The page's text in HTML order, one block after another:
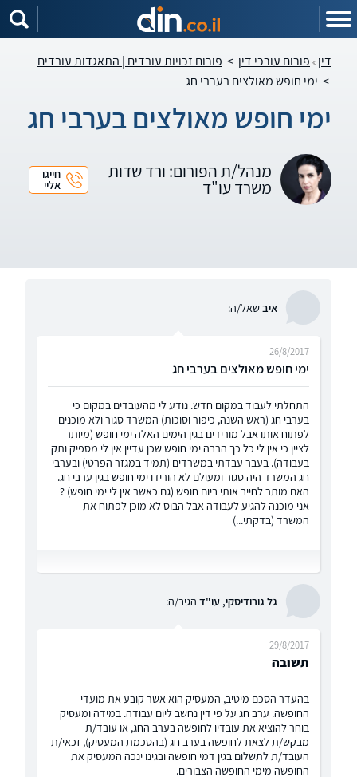
דין פורום עורכי דין > פורום זכויות עובדים | התאגדות עובדים
> ימי חופש מאולצים בערבי חג
ימי חופש מאולצים בערבי חג
מנהל/ת הפורום: ורד שדות
משרד עו"ד
חייגו
אליי
איבשאל/ה:
ימי חופש מאולצים בערבי חג
26/8/2017
התחלתי לעבוד במקום חדש. נודע לי מהעובדים במקום כי
בערבי חג (ראש השנה, כיפור וסוכות) המשרד סגור ולא מוכנים
לפתוח אותו אבל מורידים בגין הימים האלה ימי חופש (מיותר
לציין כי אין לי כל כך הרבה ימי חופש שכן עדיין אין לי מספיק ותק
בעבודה). בעבר עבדתי במשרדים (תמיד במגזר הפרטי) ובערבי
חג המשרד היה סגור ומעולם לא הורידו ימי חופש בגין ערבי חג.
האם מותר לחייב אותי ביום חופש (גם כאשר אין לי ימי חופש) ?
אני מוכנה להגיע לעבודה אבל הבוס לא מוכן לפתוח את
המשרד (בדקתי...)
גל גורודיסקי, עו"ד הגיב/ה:
תשובה
29/8/2017
בהעדר הסכם מיטיב, המעסיק הוא אשר קובע את מועדי
החופשה. ערב חג על פי דין נחשב ליום עבודה. במידה ומעסיק
בוחר להוציא את עובדיו לחופשה בערב החג, או עובד/ת
מבקש/ת לצאת לחופשה בערב חג (בהסכמת המעסיק), זכאי/ת
העובד/ת לתשלום בגין דמי חופשה ובגינו ינכה המעסיק את
החופשה מימי החופשה הצבורים.